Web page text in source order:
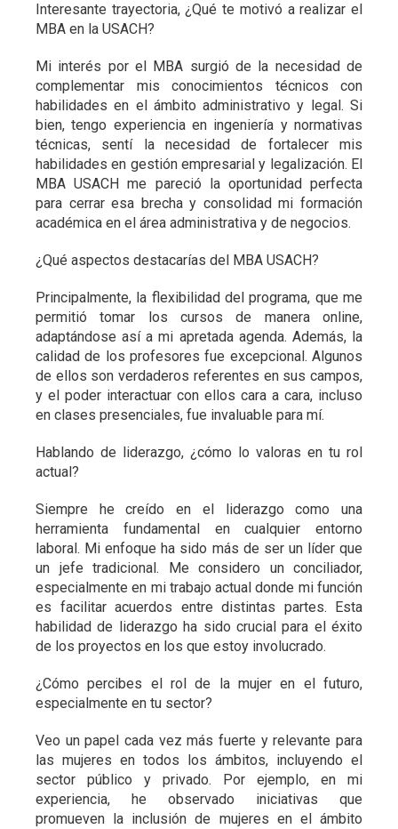
Interesante trayectoria, ¿Qué te motivó a realizar el
MBA en la USACH?
Mi interés por el MBA surgió de la necesidad de
complementar mis conocimientos técnicos con
habilidades en el ámbito administrativo y legal. Si
bien, tengo experiencia en ingeniería y normativas
técnicas, sentí la necesidad de fortalecer mis
habilidades en gestión empresarial y legalización. El
MBA USACH me pareció la oportunidad perfecta
para cerrar esa brecha y consolidad mi formación
académica en el área administrativa y de negocios.
¿Qué aspectos destacarías del MBA USACH?
Principalmente, la flexibilidad del programa, que me
permitió tomar los cursos de manera online,
adaptándose así a mi apretada agenda. Además, la
calidad de los profesores fue excepcional. Algunos
de ellos son verdaderos referentes en sus campos,
y el poder interactuar con ellos cara a cara, incluso
en clases presenciales, fue invaluable para mí.
Hablando de liderazgo, ¿cómo lo valoras en tu rol
actual?
Siempre he creído en el liderazgo como una
herramienta fundamental en cualquier entorno
laboral. Mi enfoque ha sido más de ser un líder que
un jefe tradicional. Me considero un conciliador,
especialmente en mi trabajo actual donde mi función
es facilitar acuerdos entre distintas partes. Esta
habilidad de liderazgo ha sido crucial para el éxito
de los proyectos en los que estoy involucrado.
¿Cómo percibes el rol de la mujer en el futuro,
especialmente en tu sector?
Veo un papel cada vez más fuerte y relevante para
las mujeres en todos los ámbitos, incluyendo el
sector público y privado. Por ejemplo, en mi
experiencia, he observado iniciativas que
promueven la inclusión de mujeres en el ámbito